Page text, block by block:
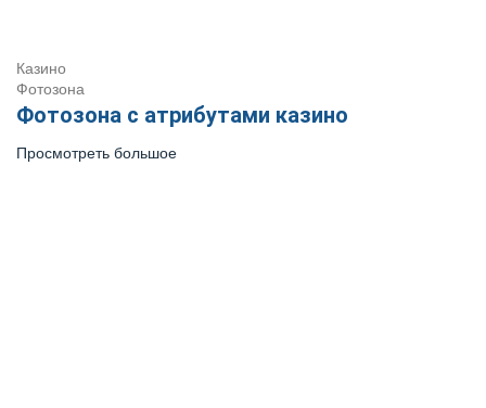
Казино
Фотозона
Фотозона с атрибутами казино
Просмотреть большое